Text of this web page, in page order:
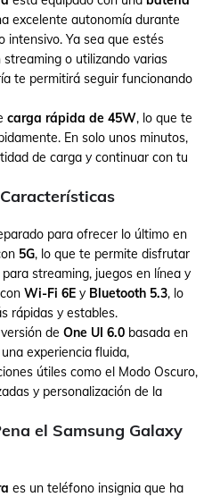
excelente autonomía durante
intensivo. Ya sea que estés
o utilizando varias
te permitirá seguir funcionando
carga rápida de 45W, lo que te
En solo unos minutos,
de carga y continuar con tu
para ofrecer lo último en
5G, lo que te permite disfrutar
streaming, juegos en línea y
Wi-Fi 6E y Bluetooth 5.3, lo
rápidas y estables.
de One UI 6.0 basada en
experiencia fluida,
útiles como el Modo Oscuro,
y personalización de la
el Samsung Galaxy
es un teléfono insignia que ha